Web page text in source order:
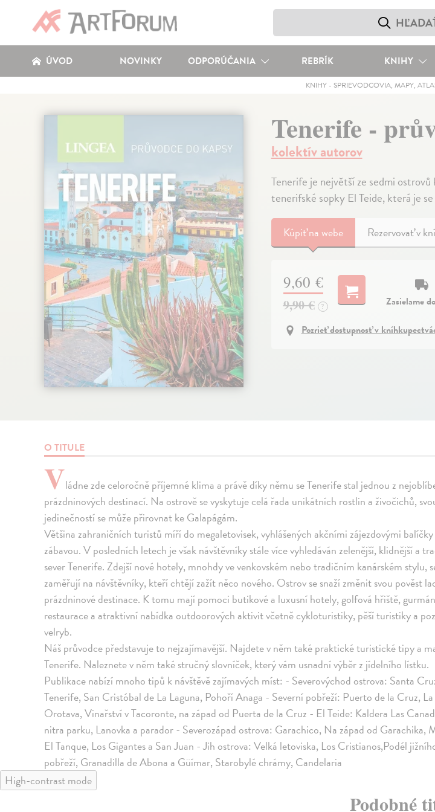
ÚVOD NOVINKY ODPORÚČANIA REBRÍK KNIHY
KNIHY- SPRIEVODCOVIA, MAPY,
Tenerife -
kolektív autorov
Tenerife je největší ze sedmi
tenerifské sopky El Teide, která je
Kúpiťna webe Rezervovať v
9,60 €
9,90 € ?
Zasielame
Pozrieť dostupnosť v
O TITULE
Vládne zde celoročně příjemné klima a právě díky němu se Tenerife stal jednou z
prázdninových destinací. Na ostrově se vyskytuje celá řada unikátních rostlin a živočichů,
jedinečností se může přirovnat ke Galapágám.
Většina zahraničních turistů míří do megaletovisek, vyhlášených akčními zájezdovými
zábavou. V posledních letech je však návštěvníky stále více vyhledáván zelenější, klidnější a
sever Tenerife. Zdejší nové hotely, mnohdy ve venkovském nebo tradičním kanárském stylu,
zaměřují na návštěvníky, kteří chtějí zažít něco nového. Ostrov se snaží změnit svou pověst
prázdninové destinace. K tomu mají pomoci butikové a luxusní hotely, golfová hřiště,
restaurace a atraktivní nabídka outdoorových aktivit včetně cykloturistiky, pěší turistiky a
velryb.
Náš průvodce představuje to nejzajímavější. Najdete v něm také praktické turistické tipy a
Tenerife. Naleznete v něm také stručný slovníček, který vám usnadní výběr z jídelního lístku.
Publikace nabízí mnoho tipů k návštěvě zajímavých míst: - Severovýchod ostrova: Santa
Tenerife, San Cristóbal de La Laguna, Pohoří Anaga - Severní pobřeží: Puerto de la Cruz, La
Orotava, Vinařství v Tacoronte, na západ od Puerta de la Cruz - El Teide: Kaldera Las
nitra parku, Lanovka a parador - Severozápad ostrova: Garachico, Na západ od Garachika,
El Tanque, Los Gigantes a San Juan - Jih ostrova: Velká letoviska, Los Cristianos,Podél
pobřeží, Granadilla de Abona a Güímar, Starobylé chrámy, Candelaria
High-contrast mode
Podobné